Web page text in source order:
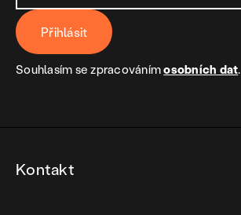
Přihlásit
Souhlasím se zpracovánímosobních dat.
Kontakt